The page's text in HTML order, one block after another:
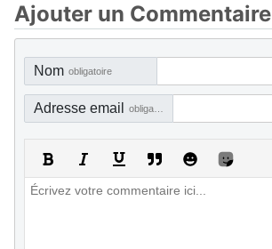
Ajouter un Commentaire
Nom obligatoire
Adresse email